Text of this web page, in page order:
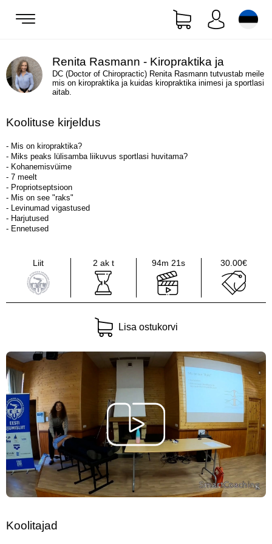
Renita Rasmann - Kiropraktika ja
Ujumisvigastused
DC (Doctor of Chiropractic) Renita Rasmann tutvustab meile
mis on kiropraktika ja kuidas kiropraktika inimesi ja sportlasi
aitab.
Koolituse kirjeldus
- Mis on kiropraktika?
- Miks peaks lülisamba liikuvus sportlasi huvitama?
- Kohanemisvüime
- 7 meelt
- Propriotseptsioon
- Mis on see "raks"
- Levinumad vigastused
- Harjutused
- Ennetused
Liit 2 ak t 94m 21s 30.00€
Lisa ostukorvi
Koolitajad